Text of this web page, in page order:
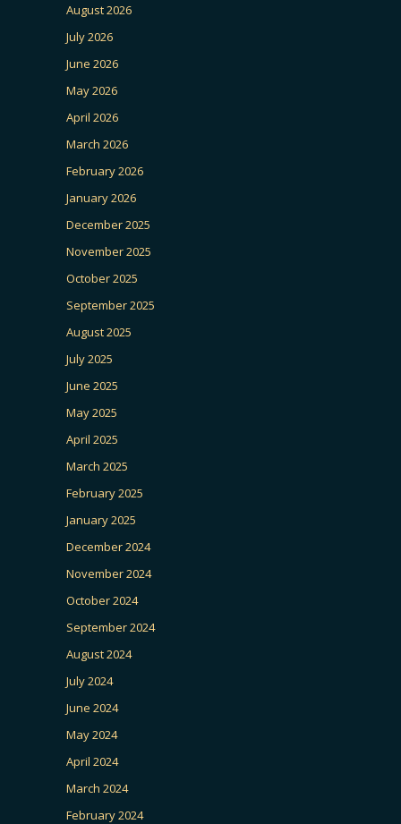
August 2026
July 2026
June 2026
May 2026
April 2026
March 2026
February 2026
January 2026
December 2025
November 2025
October 2025
September 2025
August 2025
July 2025
June 2025
May 2025
April 2025
March 2025
February 2025
January 2025
December 2024
November 2024
October 2024
September 2024
August 2024
July 2024
June 2024
May 2024
April 2024
March 2024
February 2024